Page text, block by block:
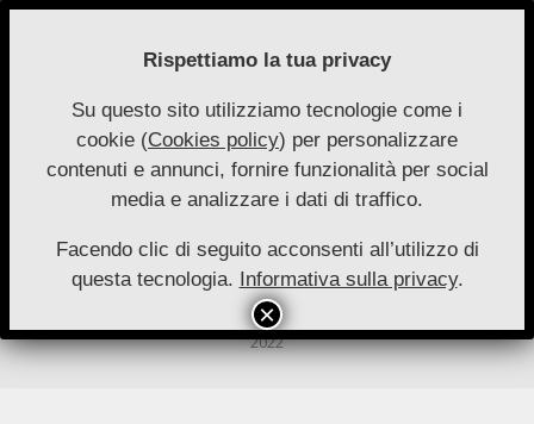
Skip
Nuove
Autonomie
Primary
Navigation
Menu
riconoscimento normativo ed
effettività della tutela*
22 Settembre 2022
2022
Rispettiamo la tua privacy
Su questo sito utilizziamo tecnologie come i
cookie (Cookies policy) per personalizzare
contenuti e annunci, fornire funzionalità per social
media e analizzare i dati di traffico.
Facendo clic di seguito acconsenti all’utilizzo di
questa tecnologia. Informativa sulla privacy.